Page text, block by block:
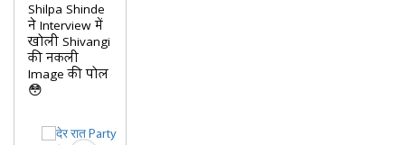
Shilpa Shinde
ने Interview में
खोली Shivangi
की नकली
Image की पोल
😳